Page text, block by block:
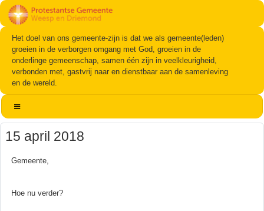
Het doel van ons gemeente-zijn is dat we als gemeente(leden)
groeien in de verborgen omgang met God, groeien in de
onderlinge gemeenschap, samen één zijn in veelkleurigheid,
verbonden met, gastvrij naar en dienstbaar aan de samenleving
en de wereld.
15 april 2018
Gemeente,
Hoe nu verder?